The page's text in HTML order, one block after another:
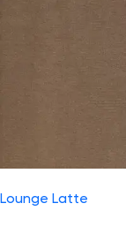
Lounge Latte